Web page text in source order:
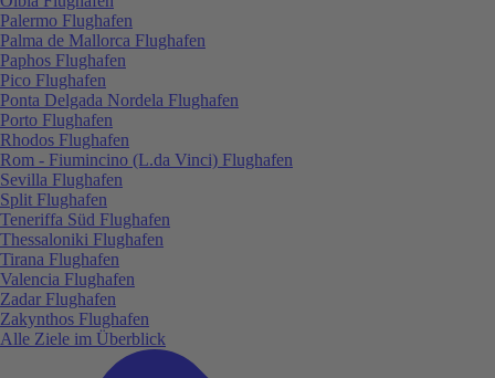
Palermo Flughafen
Palma de Mallorca Flughafen
Paphos Flughafen
Pico Flughafen
Ponta Delgada Nordela Flughafen
Porto Flughafen
Rhodos Flughafen
Rom - Fiumincino (L.da Vinci) Flughafen
Sevilla Flughafen
Split Flughafen
Teneriffa Süd Flughafen
Thessaloniki Flughafen
Tirana Flughafen
Valencia Flughafen
Zadar Flughafen
Zakynthos Flughafen
Alle Ziele im Überblick